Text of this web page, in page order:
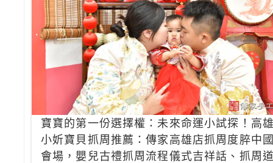
寶寶的第一份選擇權：未來命運小試探！高
小妡寶貝抓周推薦：傳家高雄店抓周度脺中
會場，嬰兒古禮抓周流程儀式吉祥話、抓周